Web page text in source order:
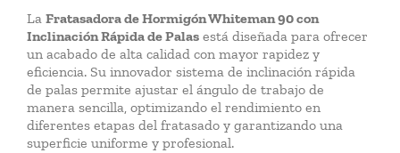
La Fratasadora de Hormigón Whiteman 90 con
Inclinación Rápida de Palasestá diseñada para ofrecer
un acabado de alta calidad con mayor rapidez y
eficiencia. Su innovador sistema de inclinación rápida
de palas permite ajustar el ángulo de trabajo de
manera sencilla, optimizando el rendimiento en
diferentes etapas del fratasado y garantizando una
superficie uniforme y profesional.